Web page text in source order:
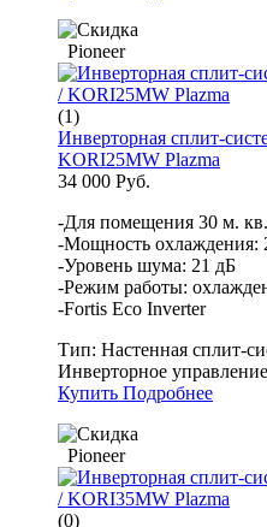
Pioneer
(1)
Инверторная сплит-
KORI25MW Plazma
34 000 Руб.
-Для помещения 30 м. кв.
-Мощность охлаждения:
-Уровень шума: 21 дБ
-Режим работы:
-Fortis Eco Inverter
Тип: Настенная сплит-
Инверторное
Купить Подробнее
Pioneer
(0)